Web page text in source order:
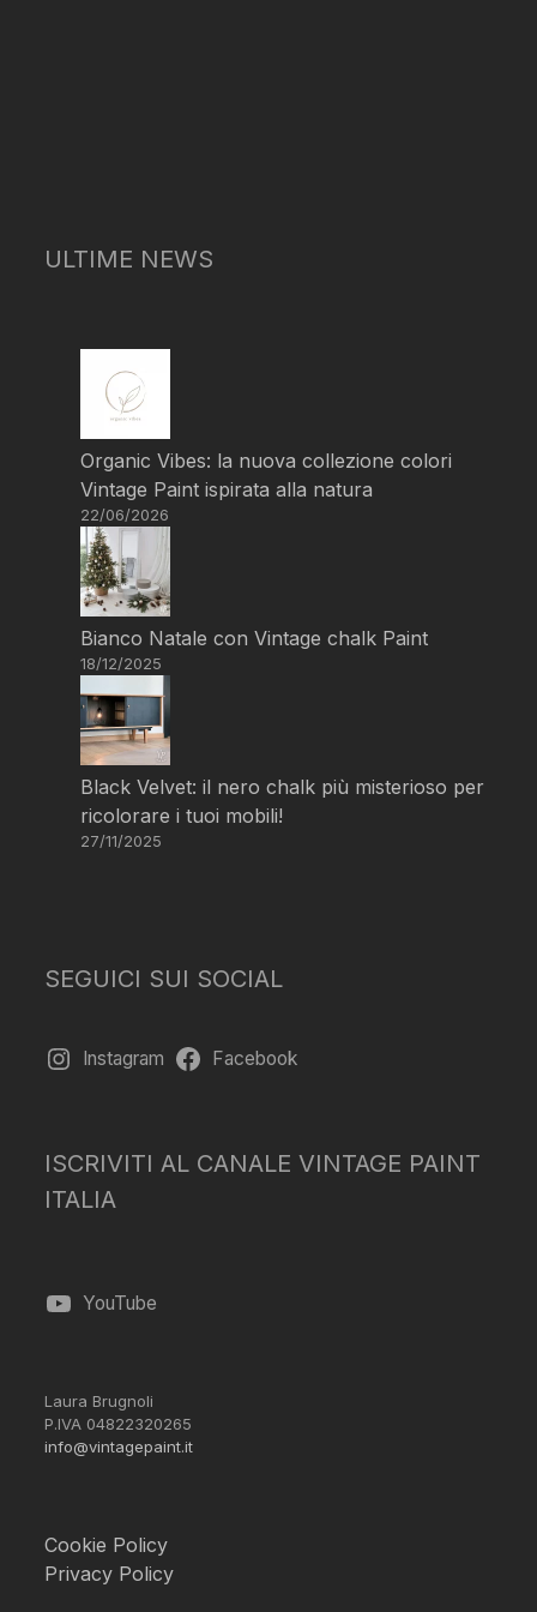
ULTIME NEWS
Organic Vibes: la nuova collezione colori
Vintage Paint ispirata alla natura
22/06/2026
Bianco Natale con Vintage chalk Paint
18/12/2025
Black Velvet: il nero chalk più misterioso per
ricolorare i tuoi mobili!
27/11/2025
SEGUICI SUI SOCIAL
Instagram Facebook
ISCRIVITI AL CANALE VINTAGE PAINT
ITALIA
YouTube
Laura Brugnoli
P.IVA 04822320265
info@vintagepaint.it
Cookie Policy
Privacy Policy